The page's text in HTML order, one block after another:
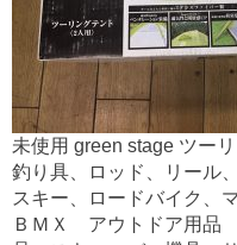
未使用 green stage ツー
釣り具、ロッド、リール
スキー、ロードバイク、
ＢＭＸ アウトドア用品